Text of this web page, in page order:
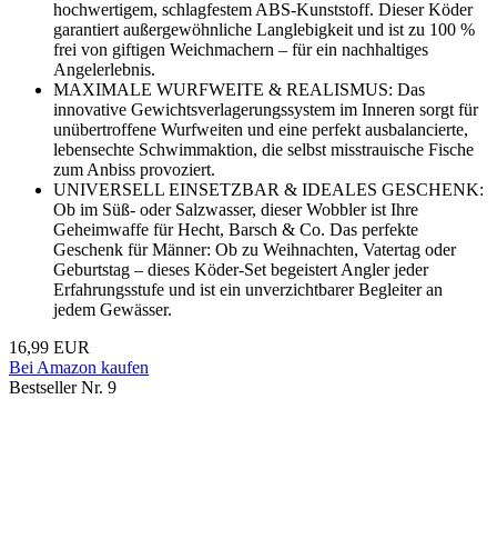
hochwertigem, schlagfestem ABS-Kunststoff. Dieser Köder
garantiert außergewöhnliche Langlebigkeit und ist zu 100 %
frei von giftigen Weichmachern – für ein nachhaltiges
Angelerlebnis.
MAXIMALE WURFWEITE & REALISMUS: Das
innovative Gewichtsverlagerungssystem im Inneren sorgt für
unübertroffene Wurfweiten und eine perfekt ausbalancierte,
lebensechte Schwimmaktion, die selbst misstrauische Fische
zum Anbiss provoziert.
UNIVERSELL EINSETZBAR & IDEALES GESCHENK:
Ob im Süß- oder Salzwasser, dieser Wobbler ist Ihre
Geheimwaffe für Hecht, Barsch & Co. Das perfekte
Geschenk für Männer: Ob zu Weihnachten, Vatertag oder
Geburtstag – dieses Köder-Set begeistert Angler jeder
Erfahrungsstufe und ist ein unverzichtbarer Begleiter an
jedem Gewässer.
16,99 EUR
Bei Amazon kaufen
Bestseller Nr. 9